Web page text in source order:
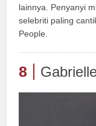
lainnya. Penyanyi
selebriti paling
People.
8